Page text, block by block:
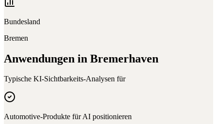
Bundesland
Bremen
Anwendungen in Bremerhaven
Typische KI-Sichtbarkeits-Analysen für
Automotive-Produkte für AI positionieren